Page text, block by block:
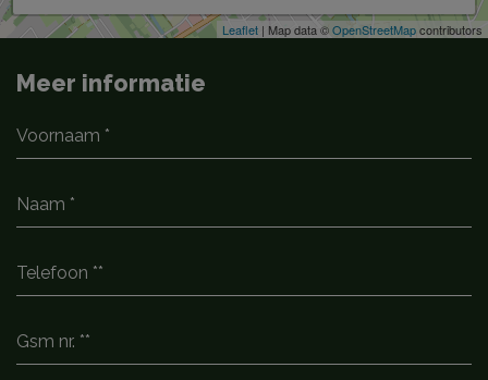
Leaflet | Map data ©OpenStreetMapcontributors
Meer informatie